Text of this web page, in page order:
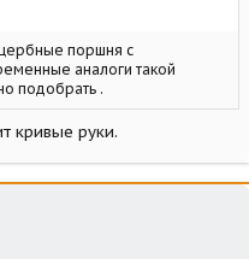
поршня с
аналоги такой
подобрать .
кривые руки.